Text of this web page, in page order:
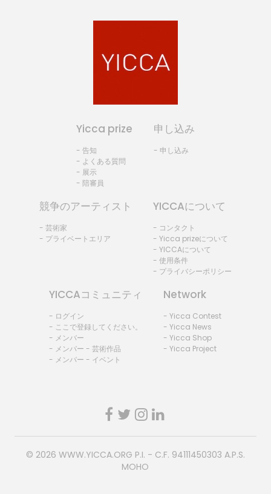
Yicca prize
- 告知
- よくある質問
- 展示
- 陪審員
申し込み
- 申し込み
競争のアーティスト
- 芸術家
- プライベートエリア
YICCAについて
- コンタクト
- Yicca prizeについて
- YICCAについて
- 使用条件
- プライバシーポリシー
YICCAコミュニティ
- ログイン
- ここで登録してください。
- メンバー
- メンバー - 芸術作品
- メンバー - イベント
Network
- Yicca Contest
- Yicca News
- Yicca Shop
- Yicca Project
© 2026 WWW.YICCA.ORG P.I. - C.F. 94111450303 A.P.S.
MOHO